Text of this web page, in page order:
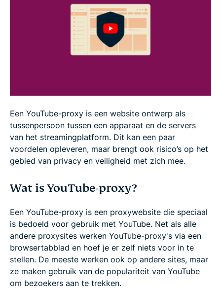
Een YouTube-proxy is een website ontwerp als
tussenpersoon tussen een apparaat en de servers
van het streamingplatform. Dit kan een paar
voordelen opleveren, maar brengt ook risico’s op het
gebied van privacy en veiligheid met zich mee.
Wat is YouTube-proxy?
Een YouTube-proxy is een proxywebsite die speciaal
is bedoeld voor gebruik met YouTube. Net als alle
andere proxysites werken YouTube-proxy's via een
browsertabblad en hoef je er zelf niets voor in te
stellen. De meeste werken ook op andere sites, maar
ze maken gebruik van de populariteit van YouTube
om bezoekers aan te trekken.